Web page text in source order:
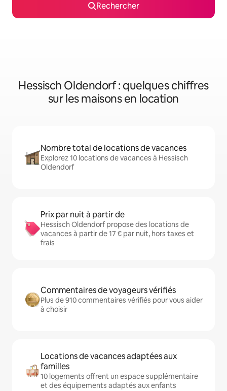
Rechercher
Hessisch Oldendorf : quelques chiffres
sur les maisons en location
Nombre total de locations de vacances
Explorez 10 locations de vacances à Hessisch
Oldendorf
Prix par nuit à partir de
Hessisch Oldendorf propose des locations de
vacances à partir de 17 € par nuit, hors taxes et
frais
Commentaires de voyageurs vérifiés
Plus de 910 commentaires vérifiés pour vous aider
à choisir
Locations de vacances adaptées aux
familles
10 logements offrent un espace supplémentaire
et des équipements adaptés aux enfants